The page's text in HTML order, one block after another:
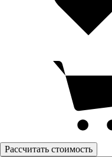
Рассчитать стоимость